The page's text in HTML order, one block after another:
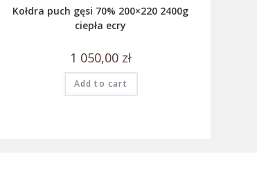
Kołdra puch gęsi 70% 200×220 2400g
ciepła ecry
1 050,00 zł
Add to cart